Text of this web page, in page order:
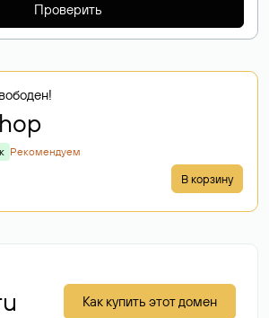
Проверить
Рекомендуем
В корзину
Как купить этот домен